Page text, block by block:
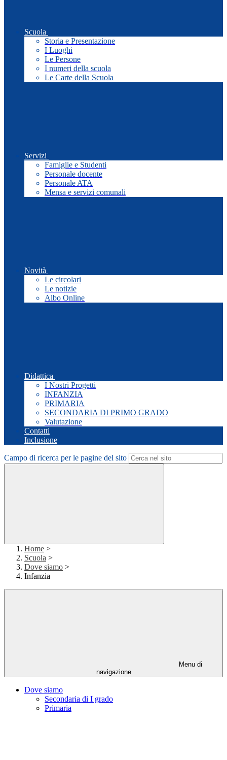
Scuola
Storia e Presentazione
I Luoghi
Le Persone
I numeri della scuola
Le Carte della Scuola
Servizi
Famiglie e Studenti
Personale docente
Personale ATA
Mensa e servizi comunali
Novità
Le circolari
Le notizie
Albo Online
Didattica
I Nostri Progetti
INFANZIA
PRIMARIA
SECONDARIA DI PRIMO GRADO
Valutazione
Contatti
Inclusione
Campo di ricerca per le pagine del sito
Home >
Scuola >
Dove siamo >
Infanzia
Menu di
navigazione
Dove siamo
Secondaria di I grado
Primaria